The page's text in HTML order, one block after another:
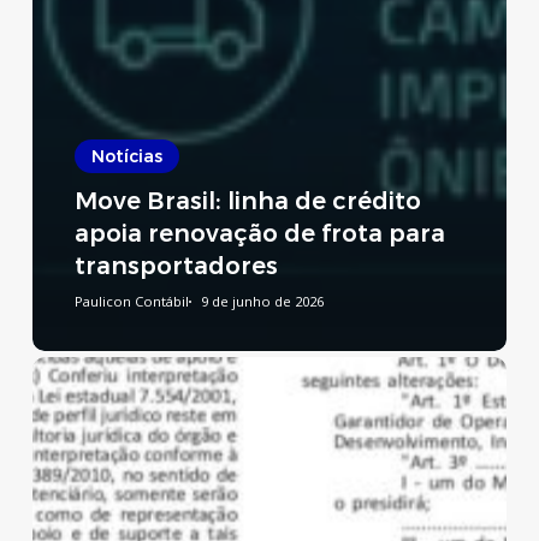
Notícias
Move Brasil: linha de crédito
apoia renovação de frota para
transportadores
Paulicon Contábil 9 de junho de 2026
Reforma
Tributária:
publicado
decreto
que
regulamenta